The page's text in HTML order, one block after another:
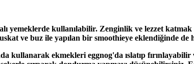
yemeklerde kullanılabilir. Zenginlik ve lezzet katmak
ve buz ile yapılan bir smoothieye eklendiğinde de
kullanarak ekmekleri eggnog'da ıslatıp fırınlayabilir